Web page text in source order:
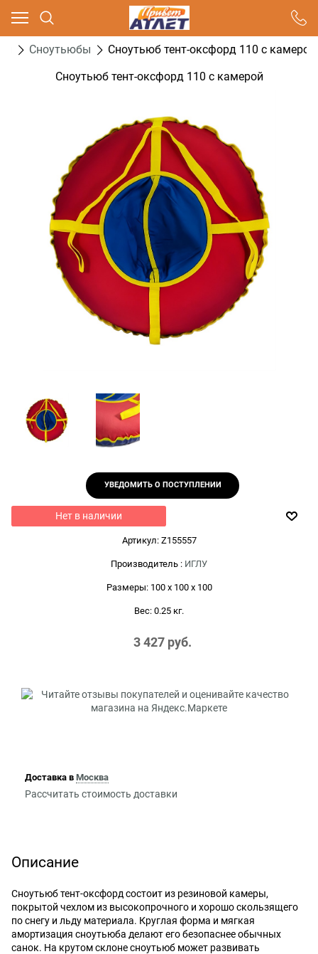
Сноутьюбы
Сноутьюб тент-оксфорд 110 с камерой
Сноутьюб тент-оксфорд 110 с камерой
УВЕДОМИТЬ О ПОСТУПЛЕНИИ
Нет в наличии
Артикул: Z155557
Производитель : ИГЛУ
Размеры: 100 x 100 x 100
Вес: 0.25 кг.
3 427 руб.
Доставка в Москва
Рассчитать стоимость доставки
Описание
Сноутьюб тент-оксфорд состоит из резиновой камеры,
покрытой чехлом из высокопрочного и хорошо скользящего
по снегу и льду материала. Круглая форма и мягкая
амортизация сноутьюба делают его безопаснее обычных
санок. На крутом склоне сноутьюб может развивать
Ваш город - Москва,
угадали?
ДА НЕТ